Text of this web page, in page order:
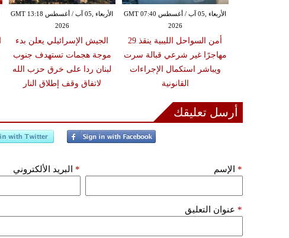
الأربعاء ,05 آب / أغسطس GMT 13:18
2026
الجيش الإسرائيلي يعلن بدء
موجة هجمات تستهدف جنوب
لبنان ردا على خرق حزب الله
لاتفاق وقف إطلاق النار
الأربعاء ,05 آب / أغسطس GMT 07:40
2026
أمن السواحل الليبية ينقذ 29
مهاجرًا غير شرعي قبالة سرت
ويباشر استكمال الإجراءات
القانونية
أرسل تعليقك
الإسم * البريد الألكتروني *
عنوان التعليق *